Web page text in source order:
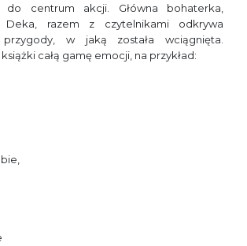
centrum akcji. Główna bohaterka,
Deka, razem z czytelnikami odkrywa
w jaką została wciągnięta.
całą gamę emocji, na przykład: